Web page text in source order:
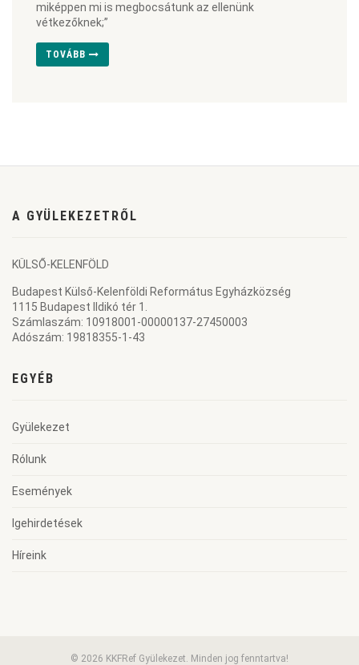
miképpen mi is megbocsátunk az ellenünk
vétkezőknek;”
TOVÁBB
A GYÜLEKEZETRŐL
KÜLSŐ-KELENFÖLD
Budapest Külső-Kelenföldi Református Egyházközség
1115 Budapest Ildikó tér 1.
Számlaszám: 10918001-00000137-27450003
Adószám: 19818355-1-43
EGYÉB
Gyülekezet
Rólunk
Események
Igehirdetések
Híreink
© 2026 KKFRef Gyülekezet. Minden jog fenntartva!